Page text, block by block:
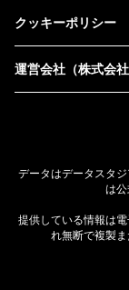
クッキーポリシー
運営会社（株式会社
データはデータスタ
は公
提供している情報は
れ無断で複製